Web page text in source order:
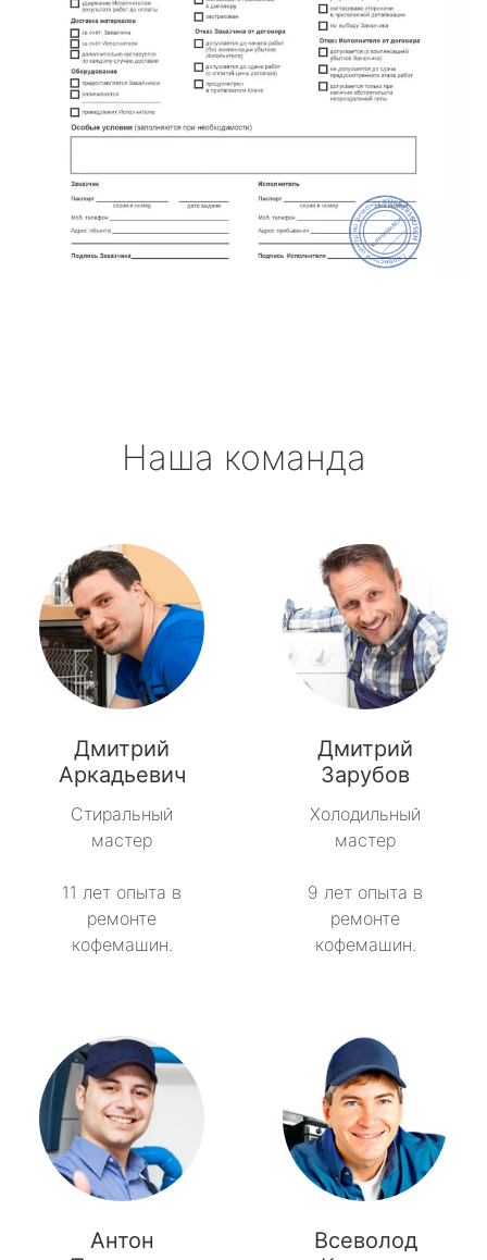
Наша команда
Дмитрий
Аркадьевич
Стиральный
мастер
11 лет опыта в
ремонте
кофемашин.
Дмитрий
Зарубов
Холодильный
мастер
9 лет опыта в
ремонте
кофемашин.
Антон
Всеволод